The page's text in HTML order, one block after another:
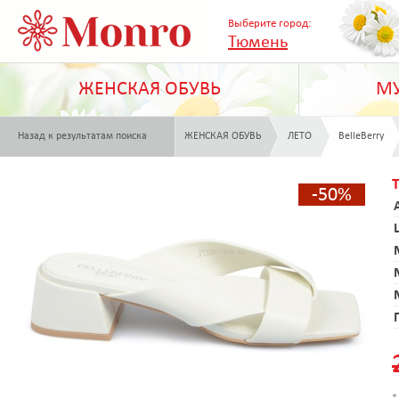
Выберите город:
Тюмень
ЖЕНСКАЯ ОБУВЬ
Назад к результатам поиска ЖЕНСКАЯ ОБУВЬ ЛЕТО BelleBerry
-50%